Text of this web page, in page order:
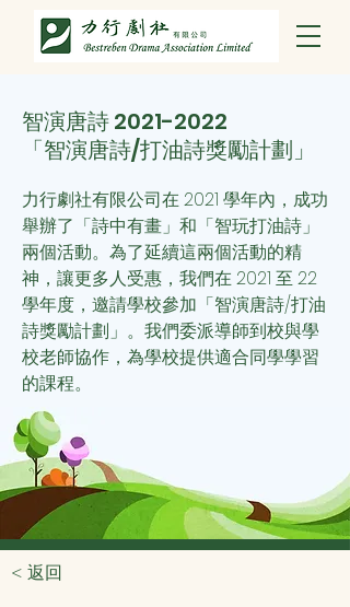
智演唐詩2021-2022
「智演唐詩/打油詩獎勵計劃」
力行劇社有限公司在 2021 學年內，成功
舉辦了「詩中有畫」和「智玩打油詩」
兩個活動。為了延續這兩個活動的精
神，讓更多人受惠，我們在 2021 至 22
學年度，邀請學校參加「智演唐詩/打油
詩獎勵計劃」。我們委派導師到校與學
校老師協作，為學校提供適合同學學習
的課程。
< 返回